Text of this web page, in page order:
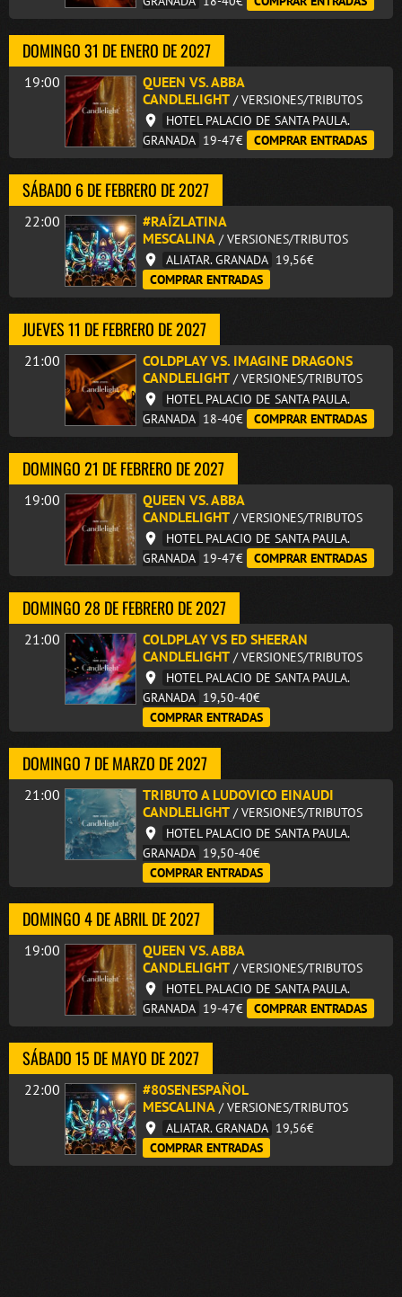
DOMINGO 31 DE ENERO DE 2027
19:00
QUEEN VS. ABBA
CANDLELIGHT / VERSIONES/TRIBUTOS
HOTEL PALACIO DE SANTA PAULA.
GRANADA 19-47€ COMPRAR ENTRADAS
SÁBADO 6 DE FEBRERO DE 2027
22:00
#RAÍZLATINA
MESCALINA / VERSIONES/TRIBUTOS
ALIATAR. GRANADA 19,56€
COMPRAR ENTRADAS
JUEVES 11 DE FEBRERO DE 2027
21:00
COLDPLAY VS. IMAGINE DRAGONS
CANDLELIGHT / VERSIONES/TRIBUTOS
HOTEL PALACIO DE SANTA PAULA.
GRANADA 18-40€ COMPRAR ENTRADAS
DOMINGO 21 DE FEBRERO DE 2027
19:00
QUEEN VS. ABBA
CANDLELIGHT / VERSIONES/TRIBUTOS
HOTEL PALACIO DE SANTA PAULA.
GRANADA 19-47€ COMPRAR ENTRADAS
DOMINGO 28 DE FEBRERO DE 2027
21:00
COLDPLAY VS ED SHEERAN
CANDLELIGHT / VERSIONES/TRIBUTOS
HOTEL PALACIO DE SANTA PAULA.
GRANADA 19,50-40€
COMPRAR ENTRADAS
DOMINGO 7 DE MARZO DE 2027
21:00
TRIBUTO A LUDOVICO EINAUDI
CANDLELIGHT / VERSIONES/TRIBUTOS
HOTEL PALACIO DE SANTA PAULA.
GRANADA 19,50-40€
COMPRAR ENTRADAS
DOMINGO 4 DE ABRIL DE 2027
19:00
QUEEN VS. ABBA
CANDLELIGHT / VERSIONES/TRIBUTOS
HOTEL PALACIO DE SANTA PAULA.
GRANADA 19-47€ COMPRAR ENTRADAS
SÁBADO 15 DE MAYO DE 2027
22:00
#80SENESPAÑOL
MESCALINA / VERSIONES/TRIBUTOS
ALIATAR. GRANADA 19,56€
COMPRAR ENTRADAS